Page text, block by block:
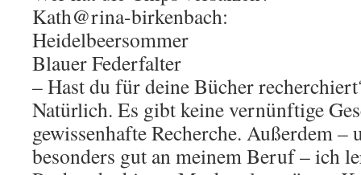
Kath@rina-birkenbach:
Heidelbeersommer
Blauer Federfalter
– Hast du für deine Bücher
Natürlich. Es gibt keine vernünftige
gewissenhafte Recherche. Außerdem –
besonders gut an meinem Beruf – ich